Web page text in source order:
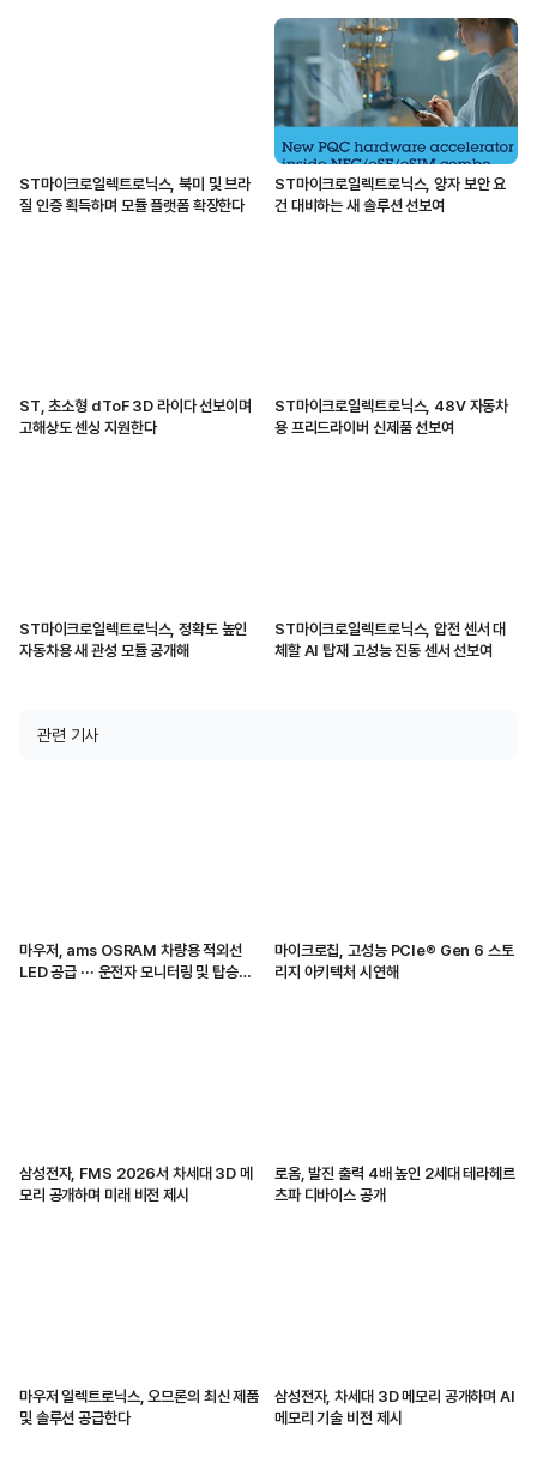
ST마이크로일렉트로닉스, 북미 및 브라
질 인증 획득하며 모듈 플랫폼 확장한다
ST마이크로일렉트로닉스, 양자 보안 요
건 대비하는 새 솔루션 선보여
ST, 초소형 dToF 3D 라이다 선보이며
고해상도 센싱 지원한다
ST마이크로일렉트로닉스, 48V 자동차
용 프리드라이버 신제품 선보여
ST마이크로일렉트로닉스, 정확도 높인
자동차용 새 관성 모듈 공개해
ST마이크로일렉트로닉스, 압전 센서 대
체할 AI 탑재 고성능 진동 센서 선보여
관련 기사
마우저, ams OSRAM 차량용 적외선
LED 공급 ··· 운전자 모니터링 및 탑승자
마이크로칩, 고성능 PCIe® Gen 6 스토
리지 아키텍처 시연해
삼성전자, FMS 2026서 차세대 3D 메
모리 공개하며 미래 비전 제시
로옴, 발진 출력 4배 높인 2세대 테라헤르
츠파 디바이스 공개
마우저 일렉트로닉스, 오므론의 최신 제품
및 솔루션 공급한다
삼성전자, 차세대 3D 메모리 공개하며 AI
메모리 기술 비전 제시